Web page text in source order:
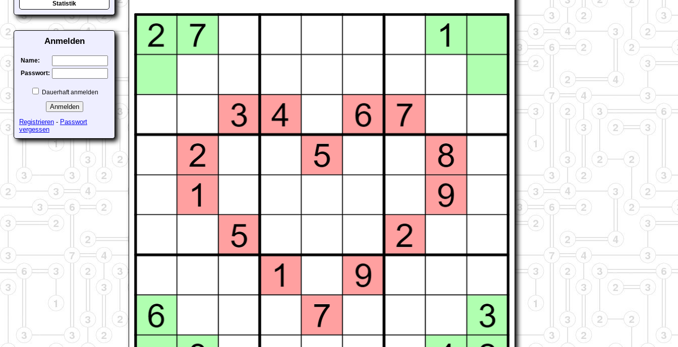
Statistik
Anmelden
Name:
Passwort:
Dauerhaft anmelden
Registrieren- Passwort
vergessen